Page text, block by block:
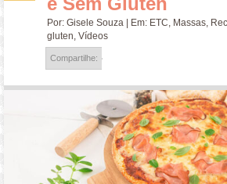
Por:Gisele Souza | Em: ETC, Massas,
gluten,Vídeos
Compartilhe: